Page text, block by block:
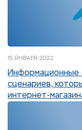
15 ЯНВАРЯ 2022
Информационные
сценариев,
интернет-